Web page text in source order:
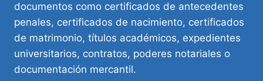
documentos como certificados de antecedentes
penales, certificados de nacimiento, certificados
de matrimonio, títulos académicos, expedientes
universitarios, contratos, poderes notariales o
documentación mercantil.